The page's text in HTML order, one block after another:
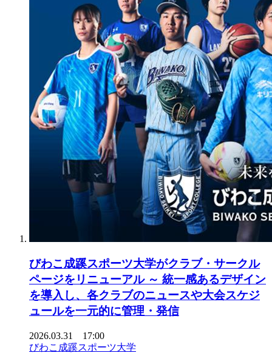
びわこ成蹊スポーツ大学がクラブ・サークル
ページをリニューアル ～ 統一感あるデザイン
を導入し、各クラブのニュースや大会スケジ
ュールを一元的に管理・発信
2026.03.31 17:00
びわこ成蹊スポーツ大学